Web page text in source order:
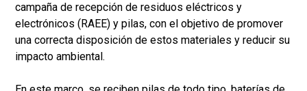
campaña de recepción de residuos eléctricos y
electrónicos (RAEE) y pilas, con el objetivo de promover
una correcta disposición de estos materiales y reducir su
impacto ambiental.